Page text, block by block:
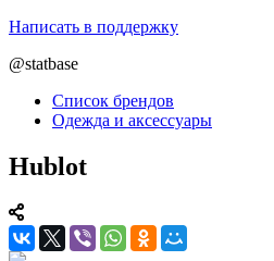
Написать в поддержку
@statbase
Список брендов
Одежда и аксессуары
Hublot